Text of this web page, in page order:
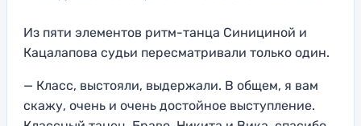
Из пяти элементов ритм-танца Синициной и
Кацалапова судьи пересматривали только один.
— Класс, выстояли, выдержали. В общем, я вам
скажу, очень и очень достойное выступление.